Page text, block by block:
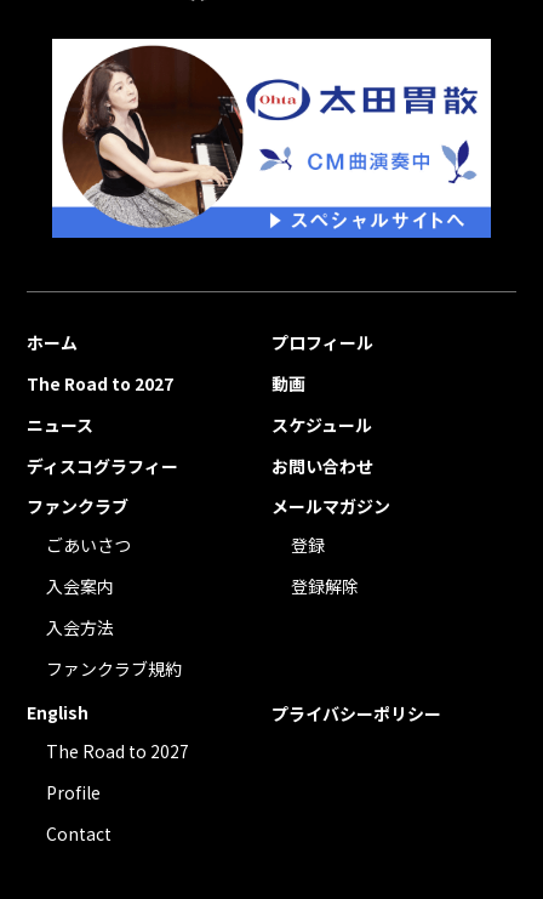
ホーム
プロフィール
The Road to 2027
動画
ニュース
スケジュール
ディスコグラフィー
お問い合わせ
ファンクラブ
ごあいさつ
入会案内
入会方法
ファンクラブ規約
メールマガジン
登録
登録解除
English
The Road to 2027
Profile
Contact
プライバシーポリシー